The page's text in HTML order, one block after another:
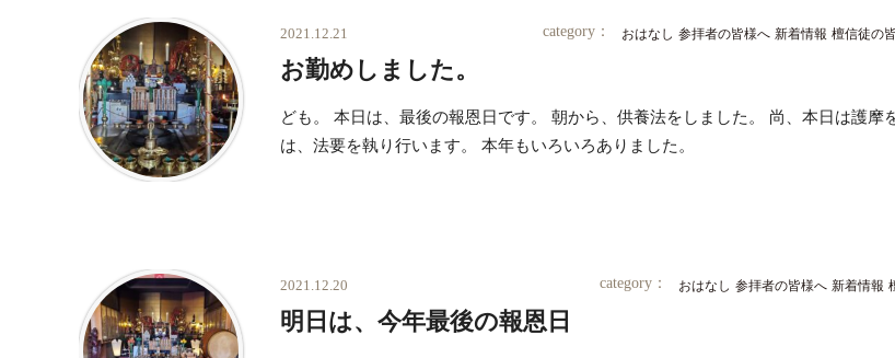
2021.12.21 おはなし 参拝者の皆様へ 新着情報 檀信徒の
category：
お勤めしました。
ども。 本日は、最後の報恩日です。 朝から、供養法をしました。 尚、本日は護摩
は、法要を執り行います。 本年もいろいろありました。
2021.12.20 おはなし 参拝者の皆様へ 新着情報
category：
明日は、今年最後の報恩日